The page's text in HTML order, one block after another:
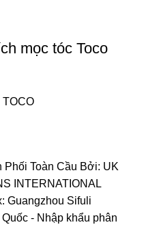
mọc tóc Toco
TOCO
Phối Toàn Cầu Bởi: UK
INTERNATIONAL
Guangzhou Sifuli
- Nhập khẩu phân